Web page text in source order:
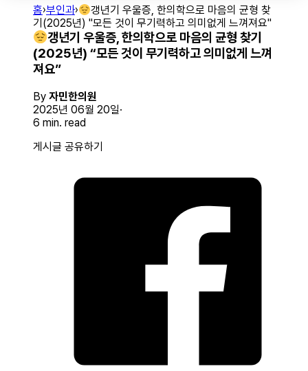
홈›부인과›
갱년기 우울증, 한의학으로 마음의 균형 찾
기(2025년) "모든 것이 무기력하고 의미없게 느껴져요"
갱년기 우울증, 한의학으로 마음의 균형 찾기
(2025년) “모든 것이 무기력하고 의미없게 느껴
져요”
By 자민한의원
2025년 06월 20일
6 min. read
게시글 공유하기